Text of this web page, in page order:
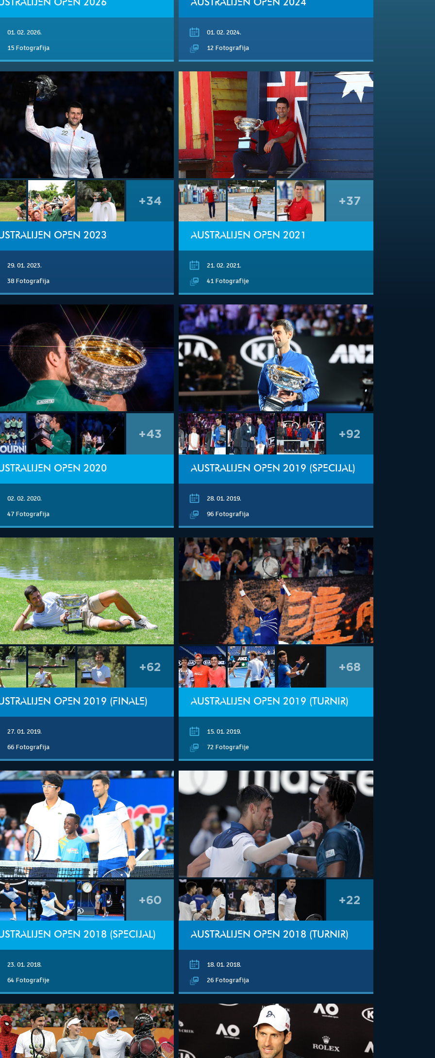
OPEN 2026
01. 02. 2026.
15 Fotografija
AUSTRALIJEN OPEN 2024
01. 02. 2024.
12 Fotografija
+34
OPEN 2023
29. 01. 2023.
38 Fotografija
+37
AUSTRALIJEN OPEN 2021
21. 02. 2021.
41 Fotografije
+43
OPEN 2020
02. 02. 2020.
47 Fotografija
+92
AUSTRALIJEN OPEN 2019 (SPECIJAL)
28. 01. 2019.
96 Fotografija
+62
OPEN 2019 (FINALE)
27. 01. 2019.
66 Fotografija
+68
AUSTRALIJEN OPEN 2019 (TURNIR)
15. 01. 2019.
72 Fotografije
+60
OPEN 2018 (SPECIJAL)
23. 01. 2018.
64 Fotografije
+22
AUSTRALIJEN OPEN 2018 (TURNIR)
18. 01. 2018.
26 Fotografija